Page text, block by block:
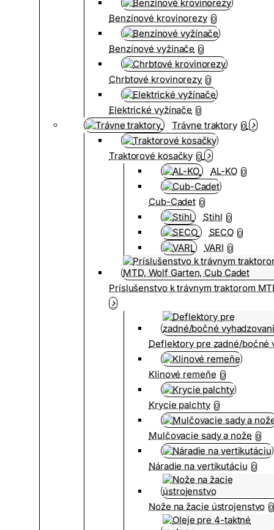
Benzínové krovinorezy 0
Benzínové vyžínače 0
Chrbtové krovinorezy 0
Elektrické vyžínače 0
Trávne traktory 0
Traktorové kosačky 0
AL-KO 0
Cub-Cadet 0
Stihl 0
SECO 0
VARI 0
Príslušenstvo k trávnym traktorom
Deflektory pre zadné/bočné
Klinové remeňe 0
Krycie palchty 0
Mulčovacie sady a nože 0
Náradie na vertikutáciu 0
Nože na žacie ústrojenstvo 0